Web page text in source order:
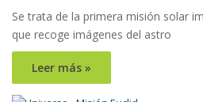
Se trata de la primera misión solar
que recoge imágenes del astro
Leer más »